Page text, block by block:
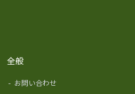
全般
- お問い合わせ